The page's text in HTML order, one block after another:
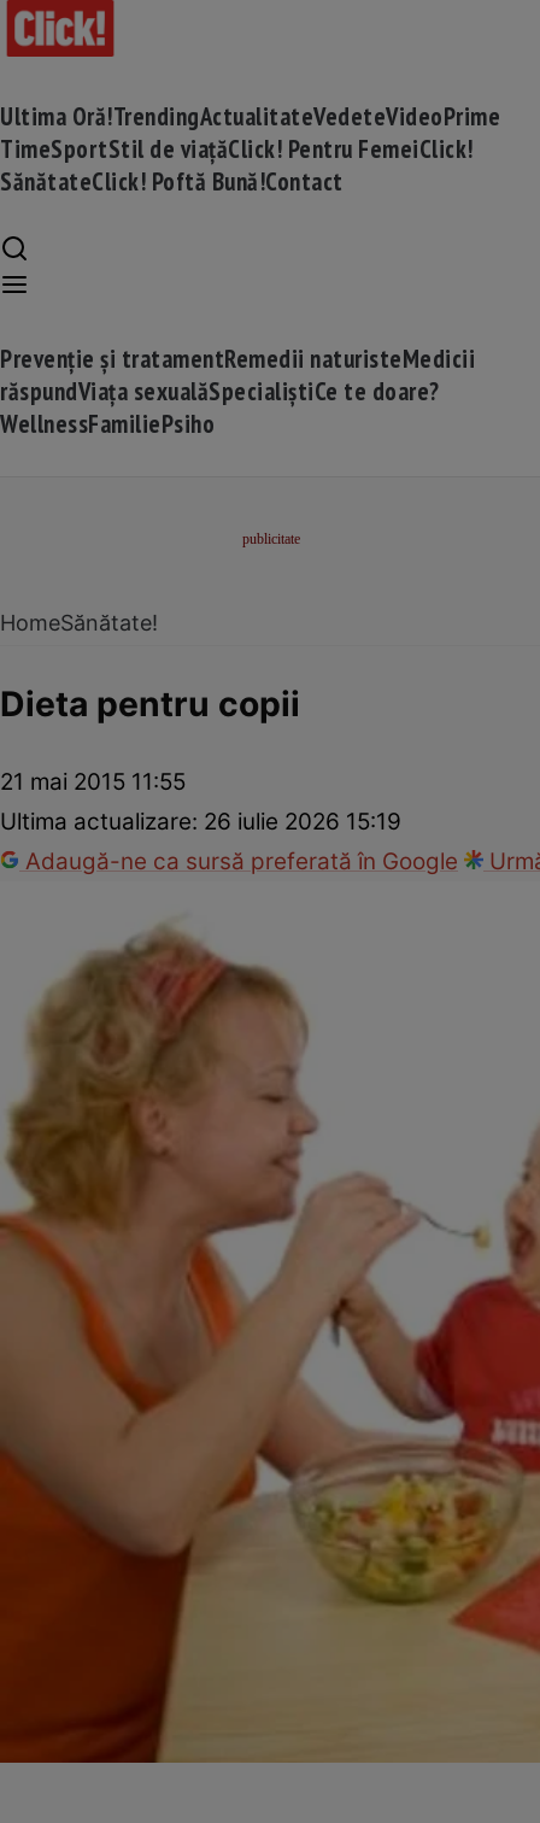
Ultima Oră!TrendingActualitateVedeteVideoPrime
TimeSportStil de viațăClick! Pentru FemeiClick!
SănătateClick! Poftă Bună!Contact
Prevenție și tratamentRemedii naturisteMedicii
răspundViața sexualăSpecialiștiCe te doare?
WellnessFamiliePsiho
HomeSănătate!
Dieta pentru copii
21 mai 2015 11:55
Ultima actualizare: 26 iulie 2026 15:19
Adaugă-ne ca sursă preferată în Google